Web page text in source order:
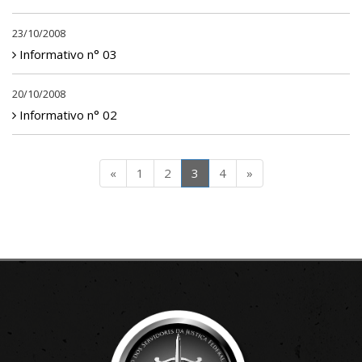
23/10/2008
Informativo n° 03
20/10/2008
Informativo n° 02
« 1 2 3 4 »